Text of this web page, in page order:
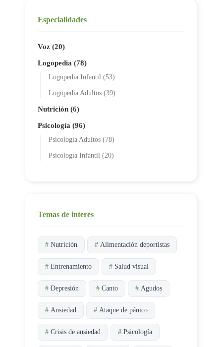
Especialidades
Voz (20)
Logopedia (78)
Logopedia Infantil (53)
Logopedia Adultos (39)
Nutrición (6)
Psicología (96)
Psicología Adultos (78)
Psicología Infantil (20)
Temas de interés
# Nutrición # Alimentación deportistas
# Entrenamiento # Salud visual
# Depresión # Canto # Agudos
# Ansiedad # Ataque de pánico
# Crisis de ansiedad # Psicología